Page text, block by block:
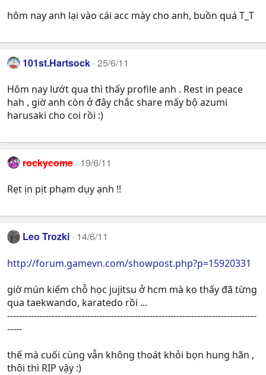
hôm nay anh lại vào cái acc mày cho anh, buồn quá T_T
101st.Hartsock 25/6/11
Hôm nay lướt qua thì thấy profile anh . Rest in peace
hah , giờ anh còn ở đây chắc share mấy bộ azumi
harusaki cho coi rồi :)
rockycome 19/6/11
Rẹt ịn pịt phạm dụy ạnh !!
Leo Trozki 14/6/11
http://forum.gamevn.com/showpost.php?p=15920331
giờ mún kiếm chỗ học jujitsu ở hcm mà ko thấy đã từng
qua taekwando, karatedo rồi ...
------------------------------------------------------------------------------------
-----
thế mà cuối cùng vẫn không thoát khỏi bọn hung hãn ,
thôi thì RIP vậy :)